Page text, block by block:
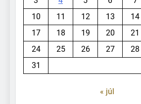
10
11 12 13 14
17
18 19 20 21
24
25 26 27 28
31
« júl